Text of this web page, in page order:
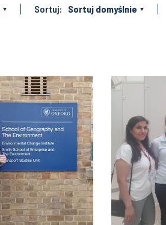
Sortuj: Sortuj domyślnie